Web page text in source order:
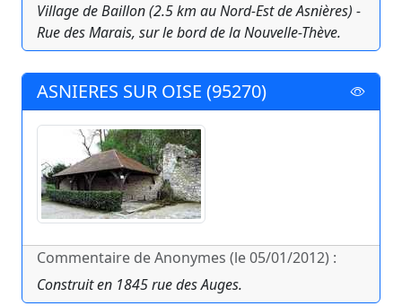
Village de Baillon (2.5 km au Nord-Est de Asnières) -
Rue des Marais, sur le bord de la Nouvelle-Thève.
ASNIERES SUR OISE (95270)
Commentaire de Anonymes (le 05/01/2012) :
Construit en 1845 rue des Auges.